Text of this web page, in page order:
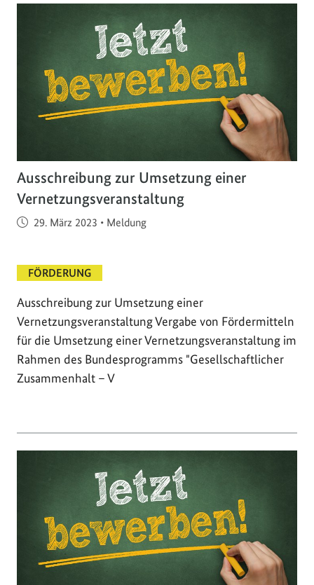
Ausschreibung zur Umsetzung einer
Vernetzungsveranstaltung
Veröffentlicht am
29. März 2023 • Meldung
FÖRDERUNG
Ausschreibung zur Umsetzung einer
Vernetzungsveranstaltung Vergabe von Fördermitteln
für die Umsetzung einer Vernetzungsveranstaltung im
Rahmen des Bundesprogramms "Gesellschaftlicher
Zusammenhalt – V